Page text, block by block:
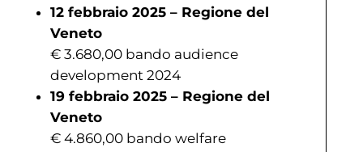
12 febbraio 2025 – Regione del
Veneto
€ 3.680,00 bando audience
development 2024
19 febbraio 2025 – Regione del
Veneto
€ 4.860,00 bando welfare